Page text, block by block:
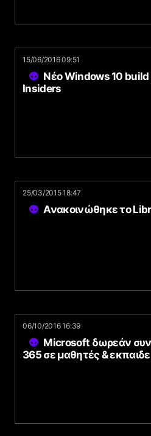
15/06/2016 09:51
Νέο Windows 10 build
Insiders
25/03/2015 18:47
Ανακοινώθηκε το
06/10/2016 16:39
Microsoft δωρεάν
365 σε μαθητές &